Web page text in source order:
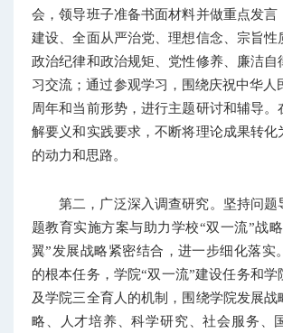
会，领导班子准备书面材料并做重点发言
建设、全面从严治党、理想信念、宗旨性
政治纪律和政治规矩、党性修养、廉洁自
习交流；通过参观学习，围绕庆祝中华人
周年和当前形势，进行主题研讨和辅导。
解要义和实践要求，不断将理论成果转化
的动力和思路。
第二，广泛深入调查研究。坚持问题
题教育实施方案与助力学校“双一流”战
翼”发展战略紧密结合，进一步细化落实
的根本任务，学院“双一流”建设任务和学
及学院三全育人的机制，围绕学院发展战
略、人才培养、科学研究、社会服务、